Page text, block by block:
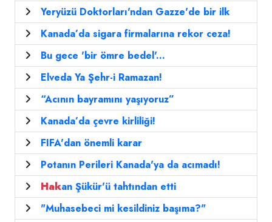
Yeryüzü Doktorları'ndan Gazze'de bir ilk
Kanada’da sigara firmalarına rekor ceza!
Bu gece 'bir ömre bedel'...
Elveda Ya Şehr-i Ramazan!
“Acının bayramını yaşıyoruz”
Kanada’da çevre kirliliği!
FIFA'dan önemli karar
Potanın Perileri Kanada'ya da acımadı!
Hakan Şükür'ü tahtından etti
"Muhasebeci mi kesildiniz başıma?"